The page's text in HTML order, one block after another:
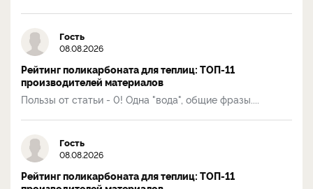
Гость
08.08.2026
Рейтинг поликарбоната для теплиц: ТОП-11
производителей материалов
Пользы от статьи - 0! Одна "вода", общие фразы....
Гость
08.08.2026
Рейтинг поликарбоната для теплиц: ТОП-11